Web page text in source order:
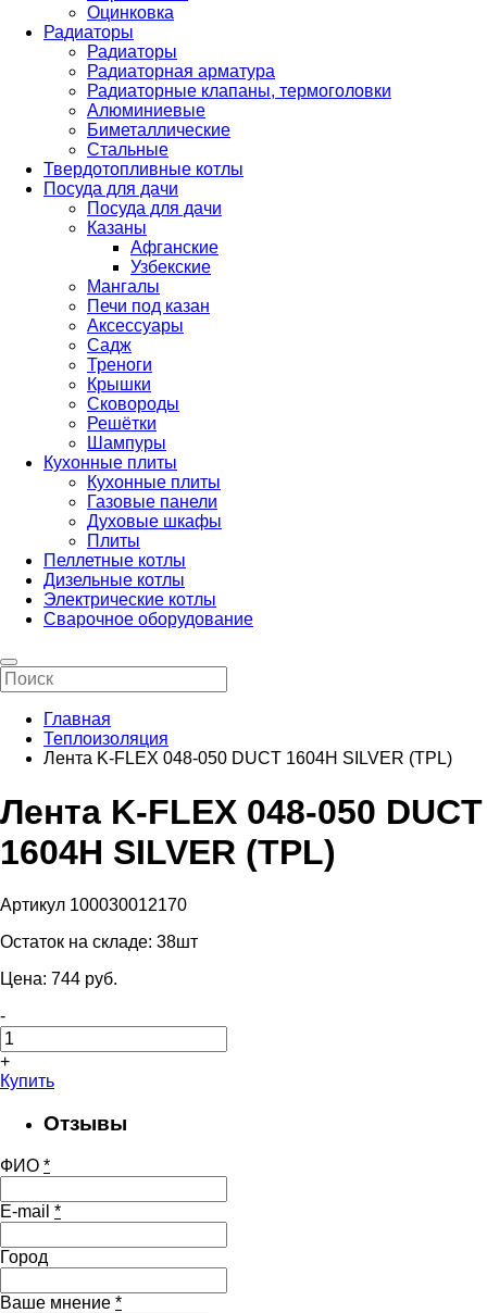
Оцинковка
Радиаторы
Радиаторы
Радиаторная арматура
Радиаторные клапаны, термоголовки
Алюминиевые
Биметаллические
Стальные
Твердотопливные котлы
Посуда для дачи
Посуда для дачи
Казаны
Афганские
Узбекские
Мангалы
Печи под казан
Аксессуары
Садж
Треноги
Крышки
Сковороды
Решётки
Шампуры
Кухонные плиты
Кухонные плиты
Газовые панели
Духовые шкафы
Плиты
Пеллетные котлы
Дизельные котлы
Электрические котлы
Сварочное оборудование
Главная
Теплоизоляция
Лента K-FLEX 048-050 DUCT 1604H SILVER (TPL)
Лента K-FLEX 048-050 DUCT
1604H SILVER (TPL)
Артикул 100030012170
Остаток на складе: 38шт
Цена: 744 pуб.
-
+
Купить
Отзывы
ФИО *
E-mail *
Город
Ваше мнение *